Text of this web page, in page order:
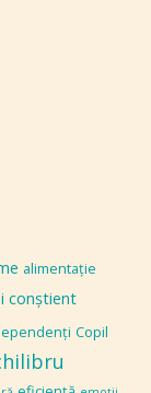
alimentaţie
conștient
Copil